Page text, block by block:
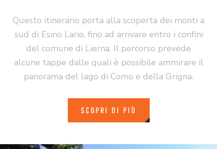
Questo itinerario porta alla scoperta dei monti a
sud di Esino Lario, fino ad arrivare entro i confini
del comune di Lierna. Il percorso prevede
alcune tappe dalle quali è possibile ammirare il
panorama del lago di Como e della Grigna.
SCOPRI DI PIÙ